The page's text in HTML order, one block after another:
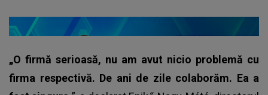
„O firmă serioasă, nu am avut nicio problemă cu
firma respectivă. De ani de zile colaborăm. Ea a